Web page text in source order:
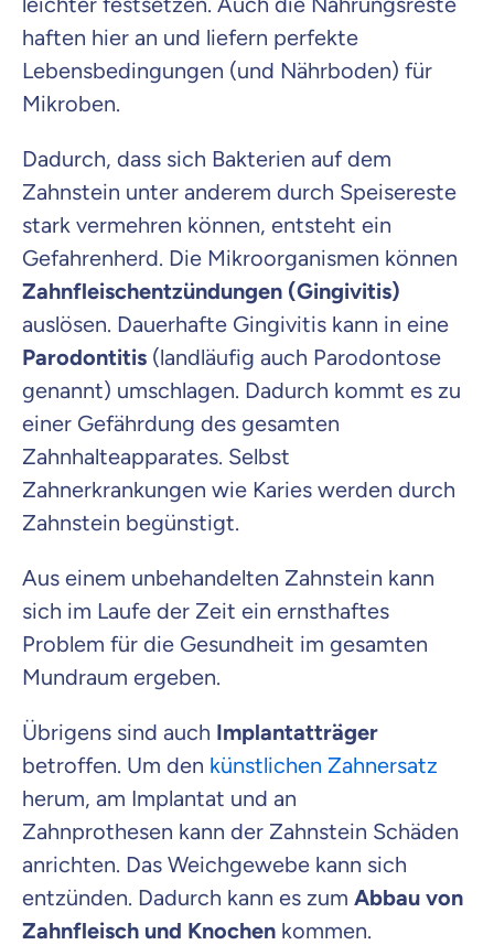
haften hier an und liefern perfekte
Lebensbedingungen (und Nährboden) für
Mikroben.
Dadurch, dass sich Bakterien auf dem
Zahnstein unter anderem durch Speisereste
stark vermehren können, entsteht ein
Gefahrenherd. Die Mikroorganismen können
Zahnfleischentzündungen (Gingivitis)
auslösen. Dauerhafte Gingivitis kann in eine
Parodontitis (landläufig auch Parodontose
genannt) umschlagen. Dadurch kommt es zu
einer Gefährdung des gesamten
Zahnhalteapparates. Selbst
Zahnerkrankungen wie Karies werden durch
Zahnstein begünstigt.
Aus einem unbehandelten Zahnstein kann
sich im Laufe der Zeit ein ernsthaftes
Problem für die Gesundheit im gesamten
Mundraum ergeben.
Übrigens sind auch Implantatträger
betroffen. Um den künstlichen Zahnersatz
herum, am Implantat und an
Zahnprothesen kann der Zahnstein Schäden
anrichten. Das Weichgewebe kann sich
entzünden. Dadurch kann es zum Abbau von
Zahnfleisch und Knochen kommen.